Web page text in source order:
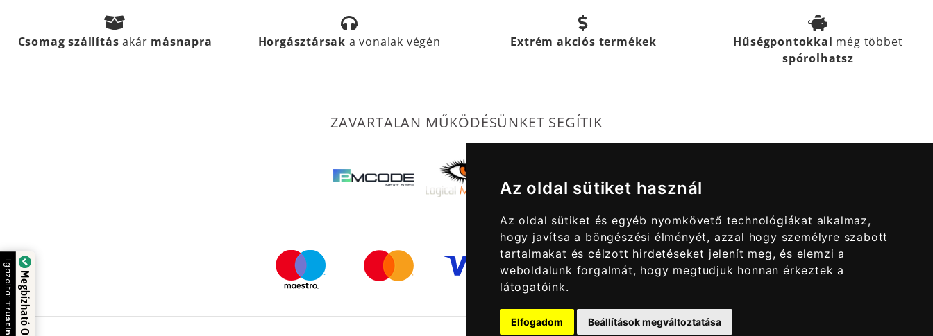
Az oldal sütiket használ
Az oldal sütiket és egyéb nyomkövető technológiákat alkalmaz,
hogy javítsa a böngészési élményét, azzal hogy személyre szabott
tartalmakat és célzott hirdetéseket jelenít meg, és elemzi a
weboldalunk forgalmát, hogy megtudjuk honnan érkeztek a
látogatóink.
Elfogadom Beállítások megváltoztatása
Csomag szállításakár másnapra Horgásztársak a vonalak végén Extrém akciós termékek Hűségpontokkal még többet
spórolhatsz
ZAVARTALAN MŰKÖDÉSÜNKET SEGÍTIK
Megbízható Oldal
Igazolta: